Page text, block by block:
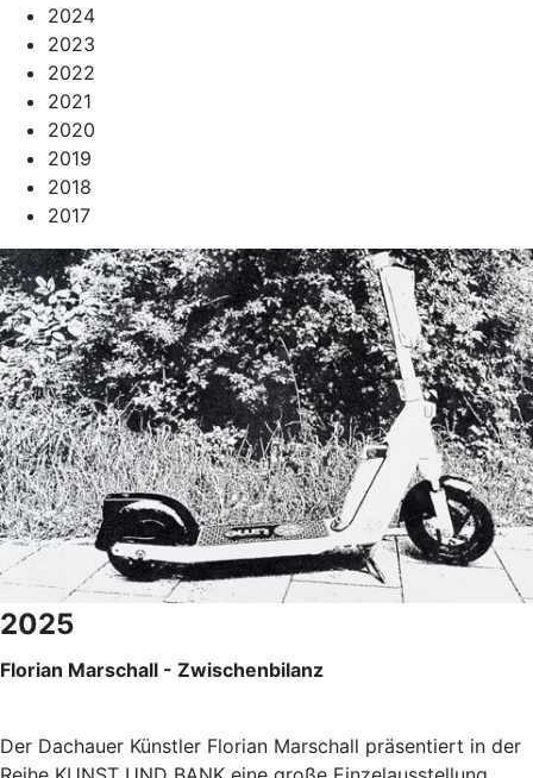
2024
2023
2022
2021
2020
2019
2018
2017
2025
Florian Marschall - Zwischenbilanz
Der Dachauer Künstler Florian Marschall präsentiert in der